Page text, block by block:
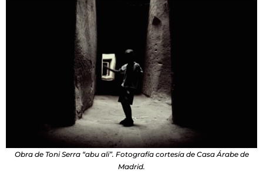
Obra de Toni Serra “abu ali”. Fotografía cortesía de Casa Árabe de
Madrid.